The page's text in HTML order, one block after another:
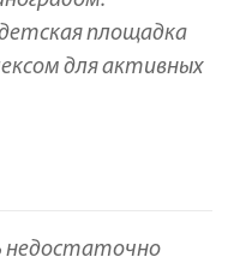
площадка
для активных
недостаточно